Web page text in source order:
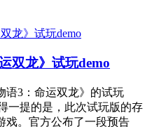
双龙》试玩demo
语3：命运双龙》的试玩
一提的是，此次试玩版的存
戏。官方公布了一段预告